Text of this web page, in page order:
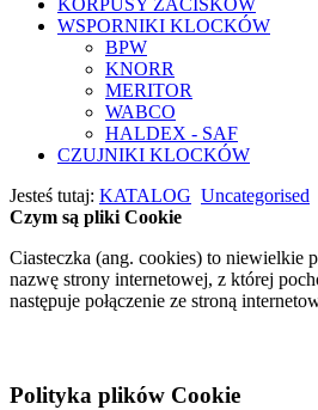
KORPUSY ZACISKÓW
WSPORNIKI KLOCKÓW
BPW
KNORR
MERITOR
WABCO
HALDEX - SAF
CZUJNIKI KLOCKÓW
Jesteś tutaj: KATALOG Uncategorised
Czym są pliki Cookie
Ciasteczka (ang. cookies) to niewielkie
nazwę strony internetowej, z której
następuje połączenie ze stroną
Polityka plików Cookie